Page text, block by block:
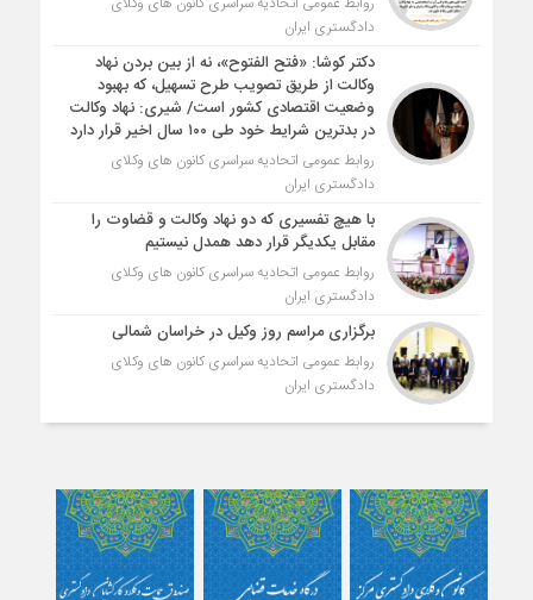
دادگستری ایران
دکتر کوشا: «فتح الفتوح»، نه از بین بردن نهاد
وکالت از طریق تصویب طرح تسهیل، که بهبود
وضعیت اقتصادی کشور است/ شیری: نهاد وکالت
در بدترین شرایط خود طی ۱۰۰ سال اخیر قرار دارد
روابط عمومی اتحادیه سراسری کانون های وکلای
دادگستری ایران
با هیچ تفسیری که دو نهاد وکالت و قضاوت را
مقابل یکدیگر قرار دهد همدل نیستیم
روابط عمومی اتحادیه سراسری کانون های وکلای
دادگستری ایران
برگزاری مراسم روز وکیل در خراسان شمالی
روابط عمومی اتحادیه سراسری کانون های وکلای
دادگستری ایران